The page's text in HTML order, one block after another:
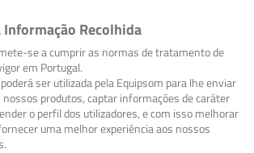
Recolhida
se a cumprir as normas de tratamento de
em Portugal.
ser utilizada pela Equipsom para lhe enviar
produtos, captar informações de caráter
o perfil dos utilizadores, e com isso melhorar
uma melhor experiência aos nossos